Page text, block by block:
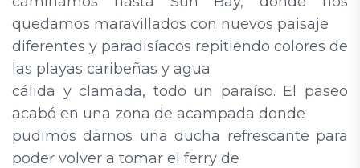
quedamos maravillados con nuevos paisaje
diferentes y paradisíacos repitiendo colores de
las playas caribeñas y agua
cálida y clamada, todo un paraíso. El paseo
acabó en una zona de acampada donde
pudimos darnos una ducha refrescante para
poder volver a tomar el ferry de